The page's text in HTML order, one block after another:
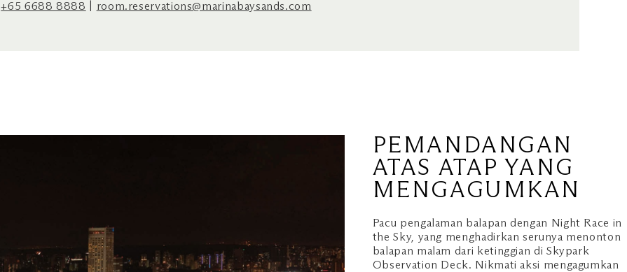
+65 6688 8888 room.reservations@marinabaysands.com
PEMANDANGAN
ATAS ATAP YANG
MENGAGUMKAN
Pacu pengalaman balapan dengan Night Race in
the Sky, yang menghadirkan serunya menonton
balapan malam dari ketinggian di Skypark
Observation Deck. Nikmati aksi mengagumkan